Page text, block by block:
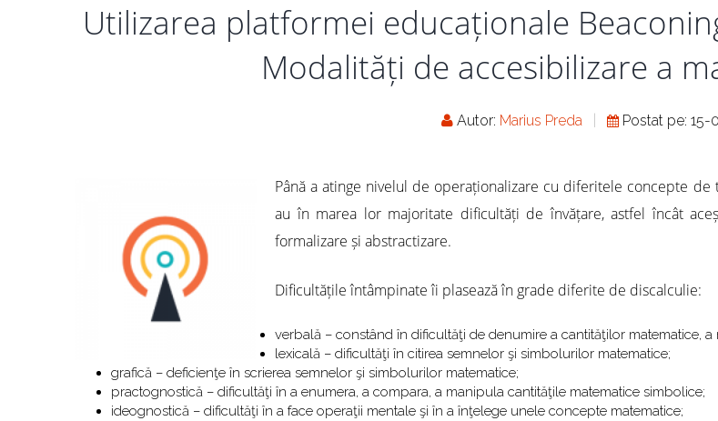
Utilizarea platformei educaționale
Modalități de accesibilizare a
Autor: Marius Preda Postat pe: 15-
Până a atinge nivelul de operaționalizare cu diferitele concepte
au în marea lor majoritate dificultăți de învățare, astfel încât
formalizare și abstractizare.
Dificultățile întâmpinate îi plasează în grade diferite de discalculie:
verbală – constând în dificultăţi de denumire a cantităţilor matematice,
lexicală – dificultăţi în citirea semnelor şi simbolurilor matematice;
grafică – deficienţe în scrierea semnelor şi simbolurilor matematice;
practognostică – dificultăţi în a enumera, a compara, a manipula cantităţile matematice simbolice;
ideognostică – dificultăţi în a face operaţii mentale şi în a înţelege unele concepte matematice;